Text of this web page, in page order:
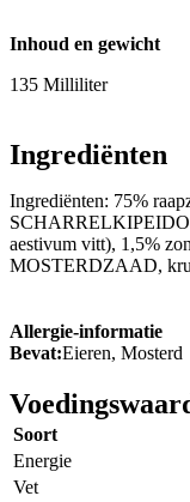
Inhoud en gewicht
135 Milliliter
Ingrediënten
Ingrediënten: 75%
aestivum vitt), 1,5%
MOSTERDZAAD,
Allergie-informatie
Bevat:Eieren, Mosterd
Soort
Energie
Vet